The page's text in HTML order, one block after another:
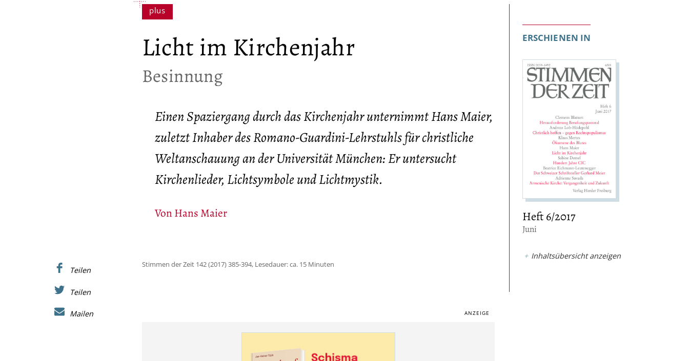
Licht im Kirchenjahr
:
Besinnung
Einen Spaziergang durch das Kirchenjahr unternimmt Hans Maier,
zuletzt Inhaber des Romano-Guardini-Lehrstuhls für christliche
Weltanschauung an der Universität München: Er untersucht
Kirchenlieder, Lichtsymbole und Lichtmystik.
Von Hans Maier
Stimmen der Zeit 142 (2017) 385-394, Lesedauer: ca. 15 Minuten
Teilen
Teilen
Mailen
ERSCHIENEN IN
Heft 6/2017
:
Juni
Inhaltsübersicht anzeigen